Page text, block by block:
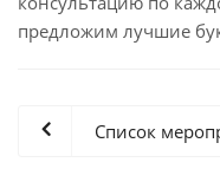
предложим лучшие
Список